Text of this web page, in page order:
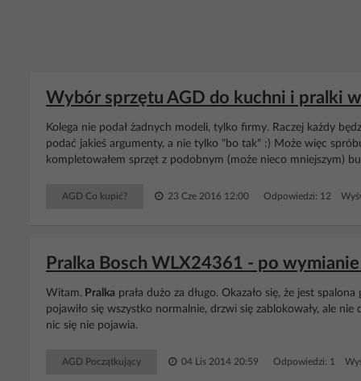
Wybór sprzętu AGD do kuchni i pralki
Kolega nie podał żadnych modeli, tylko firmy. Raczej każdy
podać jakieś argumenty, a nie tylko "bo tak" :) Może więc
kompletowałem sprzęt z podobnym (może nieco mniejszym)
AGD Co kupić? 23 Cze 2016 12:00 Odpowiedzi: 12
Pralka Bosch WLX24361 - po
Witam. Pralka prała dużo za długo. Okazało się, że jest
pojawiło się wszystko normalnie, drzwi się zablokowały, ale
nic się nie pojawia.
AGD Początkujący 04 Lis 2014 20:59 Odpowiedzi: 1